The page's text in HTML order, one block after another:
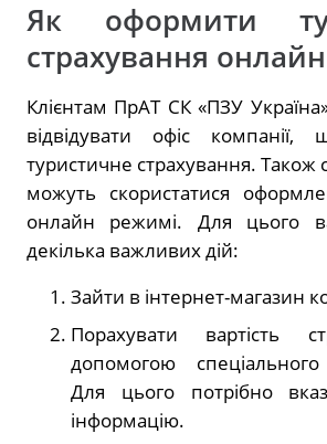
Як оформити
страхування онлайн
Клієнтам ПрАТ СК «ПЗУ
відвідувати офіс
туристичне страхування. Також
можуть скористатися
онлайн режимі. Для цього
декілька важливих дій:
Зайти в інтернет-магазин
Порахувати вартість
допомогою спеціального
Для цього потрібно
інформацію.